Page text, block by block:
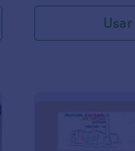
recomendável que
mesmas